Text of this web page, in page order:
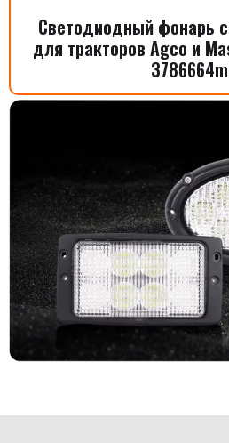
Светодиодный фонарь
для тракторов Agco и